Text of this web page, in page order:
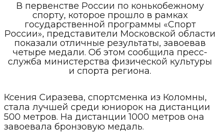
В первенстве России по конькобежному
спорту, которое прошло в рамках
государственной программы «Спорт
России», представители Московской области
показали отличные результаты, завоевав
четыре медали. Об этом сообщила пресс-
служба министерства физической культуры
и спорта региона.
Ксения Сиразева, спортсменка из Коломны,
стала лучшей среди юниорок на дистанции
500 метров. На дистанции 1000 метров она
завоевала бронзовую медаль.